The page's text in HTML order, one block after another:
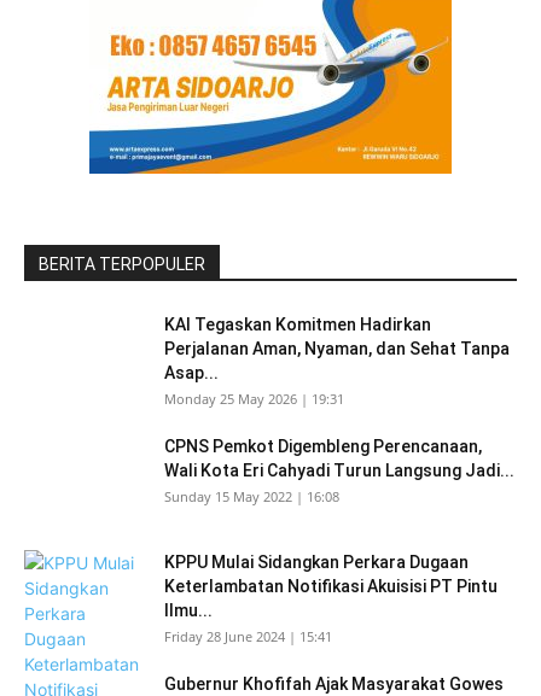
BERITA TERPOPULER
KAI Tegaskan Komitmen Hadirkan
Perjalanan Aman, Nyaman, dan Sehat Tanpa
Asap...
Monday 25 May 2026 | 19:31
CPNS Pemkot Digembleng Perencanaan,
Wali Kota Eri Cahyadi Turun Langsung Jadi...
Sunday 15 May 2022 | 16:08
KPPU Mulai Sidangkan Perkara Dugaan
Keterlambatan Notifikasi Akuisisi PT Pintu
Ilmu...
Friday 28 June 2024 | 15:41
Gubernur Khofifah Ajak Masyarakat Gowes